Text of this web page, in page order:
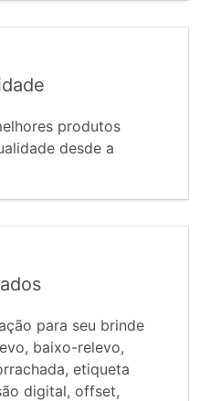
produtos
desde a
para seu brinde
baixo-relevo,
etiqueta
digital, offset,